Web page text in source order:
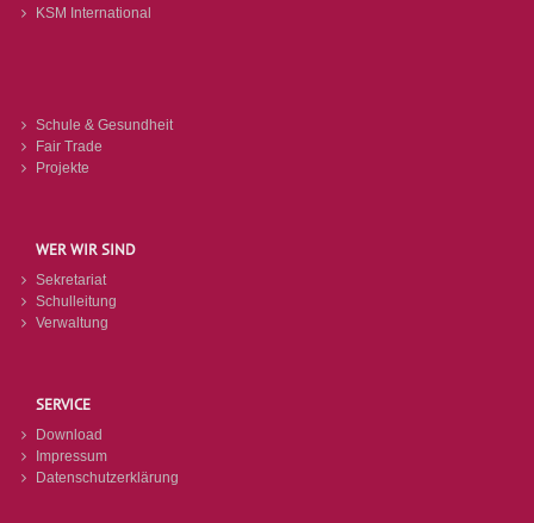
KSM International
Schule & Gesundheit
Fair Trade
Projekte
WER WIR SIND
Sekretariat
Schulleitung
Verwaltung
SERVICE
Download
Impressum
Datenschutzerklärung